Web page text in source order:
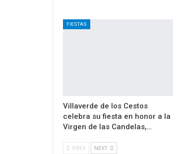
FIESTAS
Villaverde de los Cestos
celebra su fiesta en honor a la
Virgen de las Candelas,…
PREV NEXT